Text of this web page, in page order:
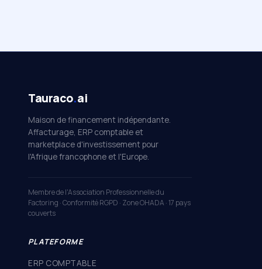
Tauraco.ai
Maison de financement indépendante.
Affacturage, ERP comptable et
marketplace d'investissement pour
l'Afrique francophone et l'Europe.
Membre de l'Association Professionnelle du
Factoring · Conformité RGPD · Zone OHADA · 17 pays
couverts
PLATEFORME
ERP COMPTABLE